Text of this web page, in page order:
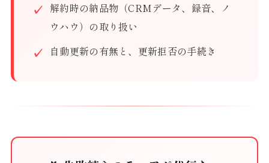
解約時の納品物（CRMデータ、録音、ノ
ウハウ）の取り扱い
自動更新の有無と、更新拒否の手続き